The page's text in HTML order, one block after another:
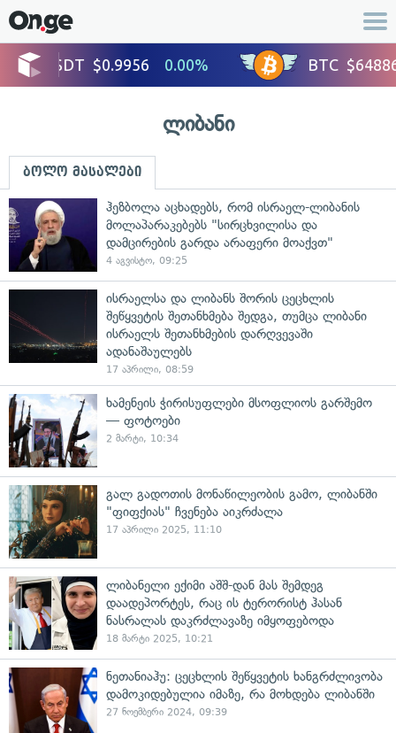
ლიბანი
ბოლო მასალები
ჰეზბოლა აცხადებს, რომ ისრაელ-ლიბანის
მოლაპარაკებებს "სირცხვილისა და
დამცირების გარდა არაფერი მოაქვთ"
4 აგვისტო, 09:25
ისრაელსა და ლიბანს შორის ცეცხლის
შეწყვეტის შეთანხმება შედგა, თუმცა ლიბანი
ისრაელს შეთანხმების დარღვევაში
ადანაშაულებს
17 აპრილი, 08:59
ხამენეის ჭირისუფლები მსოფლიოს გარშემო
— ფოტოები
2 მარტი, 10:34
გალ გადოთის მონაწილეობის გამო, ლიბანში
"ფიფქიას" ჩვენება აიკრძალა
17 აპრილი 2025, 11:10
ლიბანელი ექიმი აშშ-დან მას შემდეგ
დაადეპორტეს, რაც ის ტერორისტ ჰასან
ნასრალას დაკრძლავაზე იმყოფებოდა
18 მარტი 2025, 10:21
ნეთანიაჰუ: ცეცხლის შეწყვეტის ხანგრძლივობა
დამოკიდებულია იმაზე, რა მოხდება ლიბანში
27 ნოემბერი 2024, 09:39